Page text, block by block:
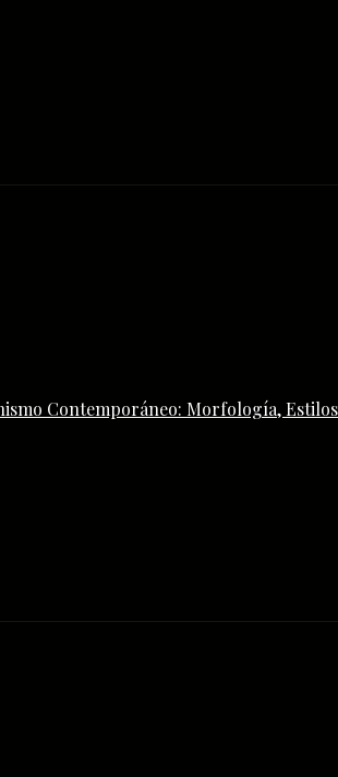
Contemporáneo: Morfología,